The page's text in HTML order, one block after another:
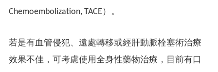
Chemoembolization, TACE）。
若是有血管侵犯、遠處轉移或經肝動脈栓塞術治療
效果不佳，可考慮使用全身性藥物治療，目前有口